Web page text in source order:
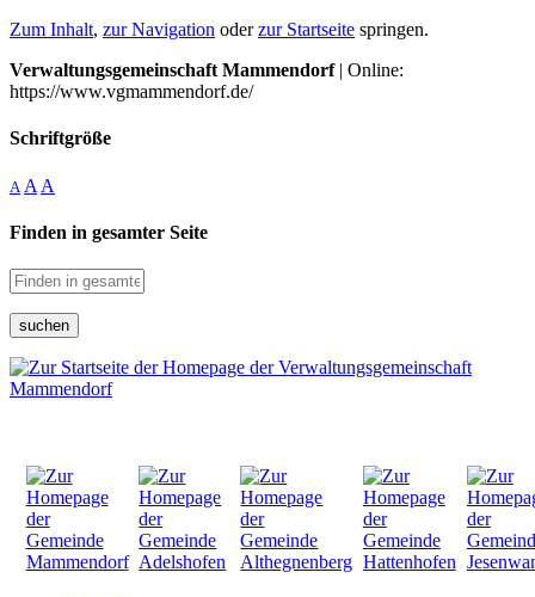
Zum Inhalt, zur Navigation oderzur Startseite springen.
Verwaltungsgemeinschaft Mammendorf| Online:
https://www.vgmammendorf.de/
Schriftgröße
A A A
Finden in gesamter Seite
suchen